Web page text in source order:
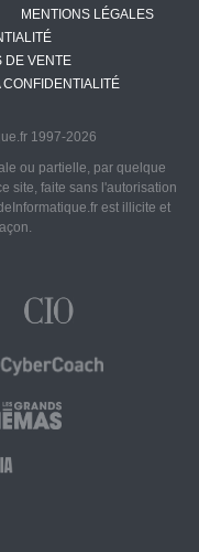
MENTIONS LÉGALES
DE VENTE
CONFIDENTIALITÉ
1997-2026
ou partielle, par quelque
site, faite sans l'autorisation
est illicite et